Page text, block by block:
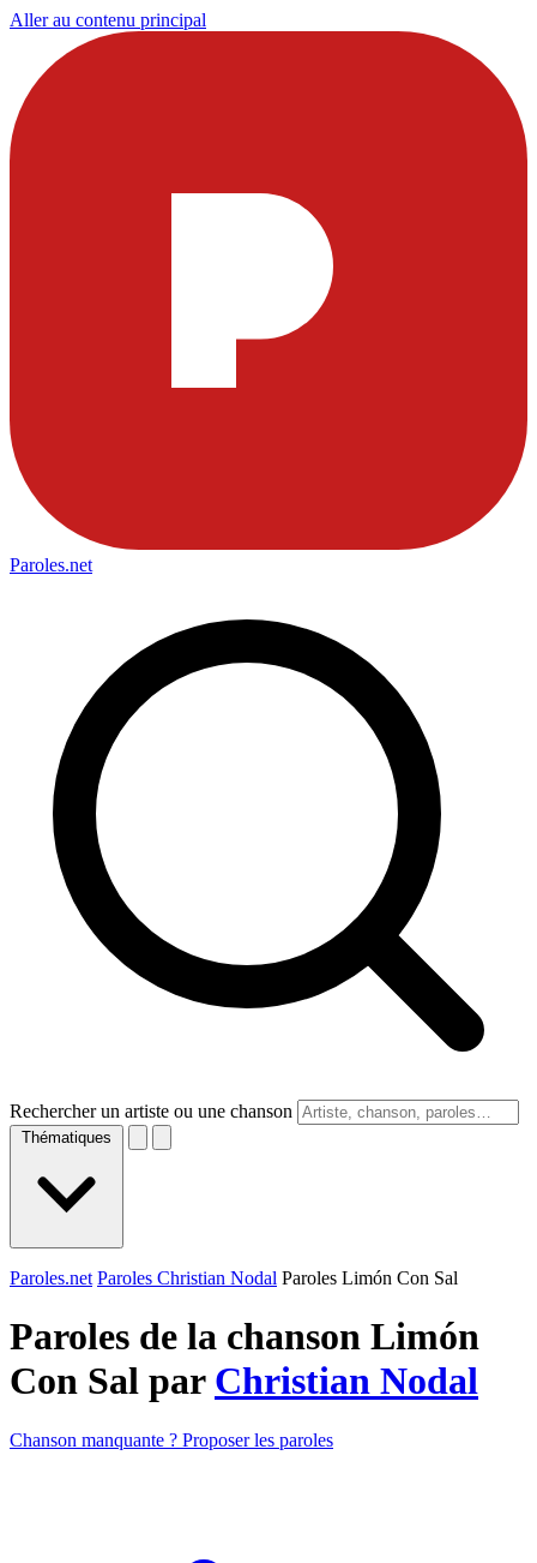
Aller au contenu principal
Paroles.net
Rechercher un artiste ou une chanson
Thématiques
Paroles.net Paroles Christian Nodal Paroles Limón Con Sal
Paroles de la chanson Limón
Con Sal par Christian Nodal
Chanson manquante ? Proposer les paroles